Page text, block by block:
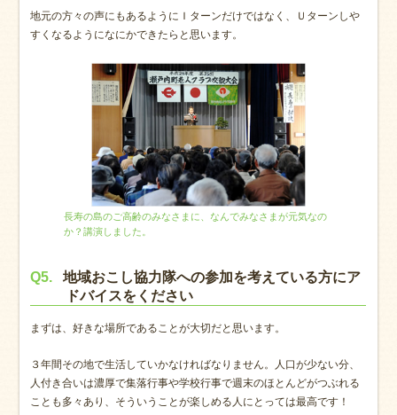
地元の方々の声にもあるようにＩターンだけではなく、Ｕターンしや
すくなるようになにかできたらと思います。
長寿の島のご高齢のみなさまに、なんでみなさまが元気なの
か？講演しました。
Q5.
地域おこし協力隊への参加を考えている方にア
ドバイスをください
まずは、好きな場所であることが大切だと思います。
３年間その地で生活していかなければなりません。人口が少ない分、
人付き合いは濃厚で集落行事や学校行事で週末のほとんどがつぶれる
ことも多々あり、そういうことが楽しめる人にとっては最高です！